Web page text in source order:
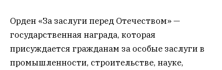
Орден «За заслуги перед Отечеством» —
государственная награда, которая
присуждается гражданам за особые заслуги в
промышленности, строительстве, науке,